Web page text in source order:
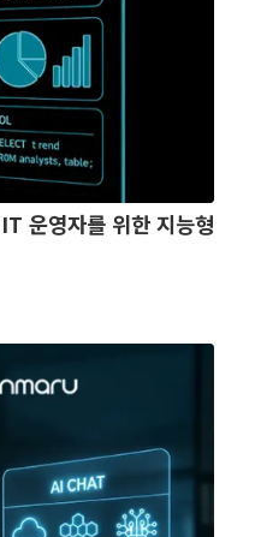
운영자를 위한 지능형